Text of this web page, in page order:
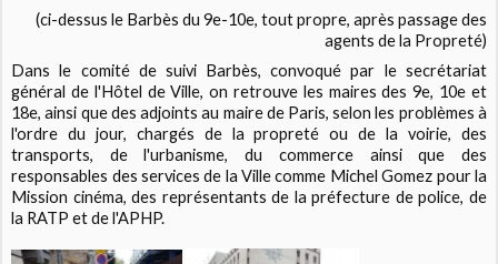
(ci-dessus le Barbès du 9e-10e, tout propre, après passage des
agents de la Propreté)
Dans le comité de suivi Barbès, convoqué par le secrétariat
général de l'Hôtel de Ville, on retrouve les maires des 9e, 10e et
18e, ainsi que des adjoints au maire de Paris, selon les problèmes à
l'ordre du jour, chargés de la propreté ou de la voirie, des
transports, de l'urbanisme, du commerce ainsi que des
responsables des services de la Ville comme Michel Gomez pour la
Mission cinéma, des représentants de la préfecture de police, de
la RATP et de l'APHP.